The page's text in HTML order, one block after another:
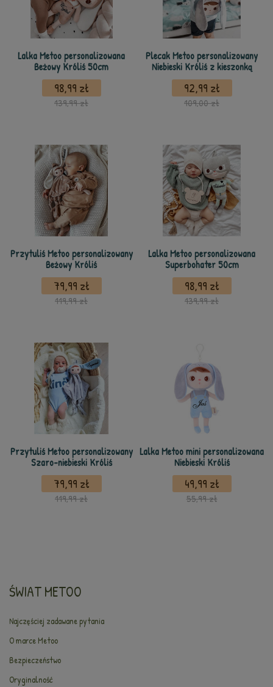
Lalka Metoo personalizowana
Beżowy Króliś 50cm
98,99 zł
139,99 zł
Plecak Metoo personalizowany
Niebieski Króliś z kieszonką
92,99 zł
109,00 zł
Przytuliś Metoo personalizowany
Beżowy Króliś
79,99 zł
119,99 zł
Lalka Metoo personalizowana
Superbohater 50cm
98,99 zł
139,99 zł
Przytuliś Metoo personalizowany
Szaro-niebieski Króliś
79,99 zł
119,99 zł
Lalka Metoo mini personalizowana
Niebieski Króliś
49,99 zł
55,99 zł
ŚWIAT METOO
Najczęściej zadawane pytania
O marce Metoo
Bezpieczeństwo
Oryginalność